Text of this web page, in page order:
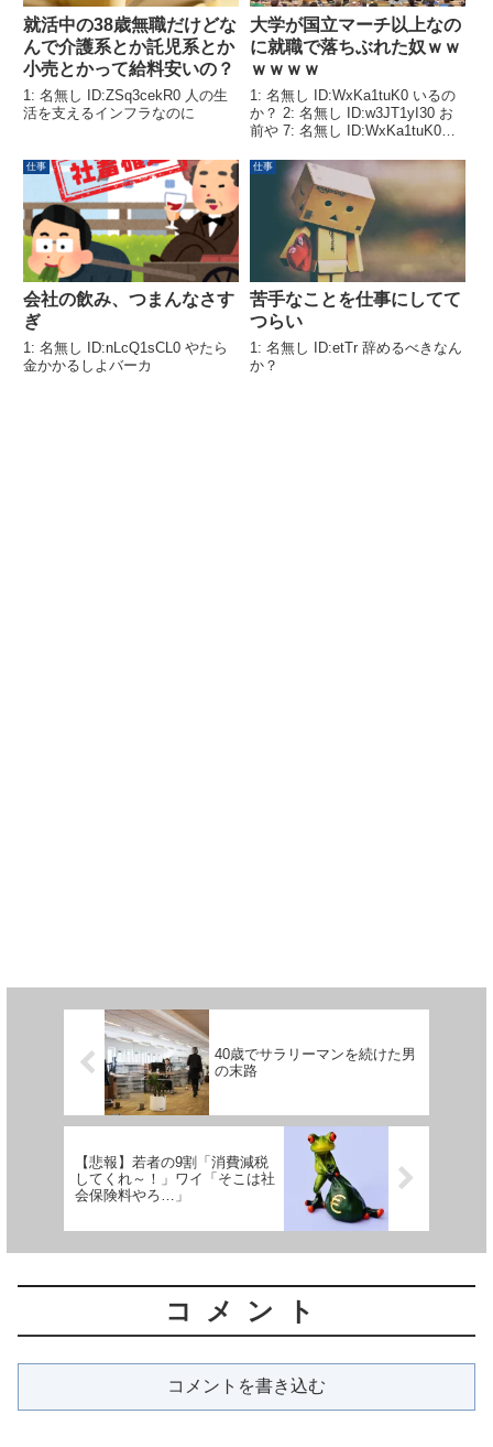
就活中の38歳無職だけどな
んで介護系とか託児系とか
小売とかって給料安いの？
1: 名無し ID:ZSq3cekR0 人の生
活を支えるインフラなのに
大学が国立マーチ以上なの
に就職で落ちぶれた奴ｗｗ
ｗｗｗｗ
1: 名無し ID:WxKa1tuK0 いるの
か？ 2: 名無し ID:w3JT1yI30 お
前や 7: 名無し ID:WxKa1tuK0
たわｗｗｗ 3: 名無し
ID:MT6gLDNA0 ワイやで地元の
仕事
会社の飲み、つまんなさす
ぎ
1: 名無し ID:nLcQ1sCL0 やたら
金かかるしよバーカ
仕事
苦手なことを仕事にしてて
つらい
1: 名無し ID:etTr 辞めるべきなん
か？
40歳でサラリーマンを続けた男
の末路
【悲報】若者の9割「消費減税
してくれ～！」ワイ「そこは社
会保険料やろ…」
コメント
コメントを書き込む